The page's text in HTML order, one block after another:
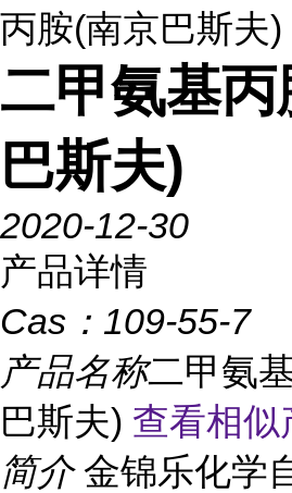
丙胺(南京巴斯夫)
二甲氨基
巴斯夫)
2020-12-30
产品详情
Cas： 109-55-7
产品名称二甲氨
巴斯夫) 查看相
简介 金锦乐化学